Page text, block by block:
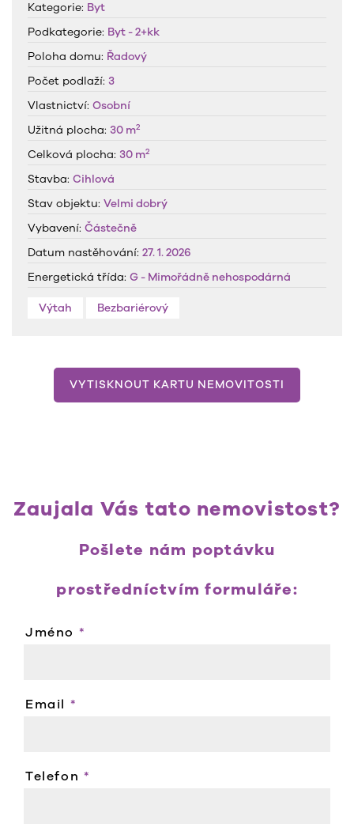
Kategorie: Byt
Podkategorie: Byt - 2+kk
Poloha domu: Řadový
Počet podlaží: 3
Vlastnictví: Osobní
Užitná plocha: 30 m2
Celková plocha: 30 m2
Stavba: Cihlová
Stav objektu: Velmi dobrý
Vybavení: Částečně
Datum nastěhování: 27. 1. 2026
Energetická třída: G - Mimořádně nehospodárná
Výtah Bezbariérový
VYTISKNOUT KARTU NEMOVITOSTI
Zaujala Vás tato nemovistost?
Pošlete nám poptávku
prostředníctvím formuláře:
Jméno *
Email *
Telefon *